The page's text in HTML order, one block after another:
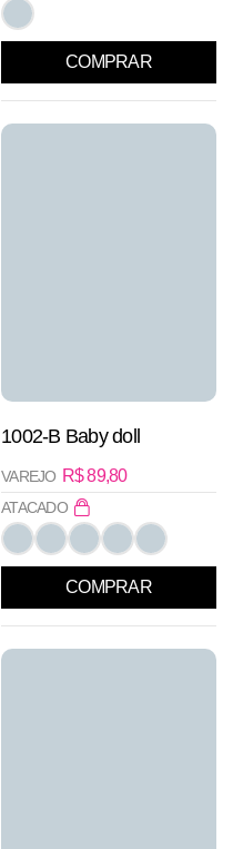
COMPRAR
1002-B Baby doll
R$89,80
VAREJO
ATACADO
COMPRAR